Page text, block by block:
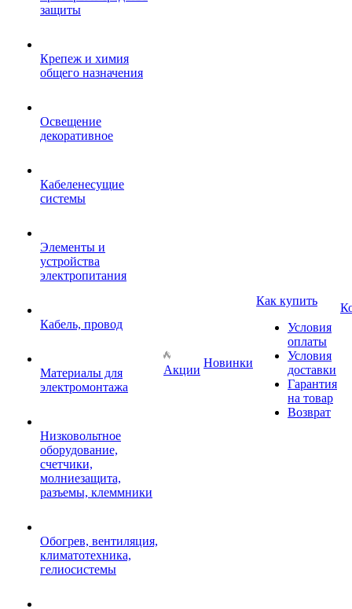
защиты
Крепеж и химия
общего назначения
Освещение
декоративное
Кабеленесущие
системы
Элементы и
устройства
электропитания
Кабель, провод
Материалы для
электромонтажа
Низковольтное
оборудование,
счетчики,
молниезащита,
разъемы, клеммники
Обогрев, вентиляция,
климатотехника,
гелиосистемы
Акции
Новинки
Как купить
Условия
оплаты
Условия
доставки
Гарантия
на товар
Возврат